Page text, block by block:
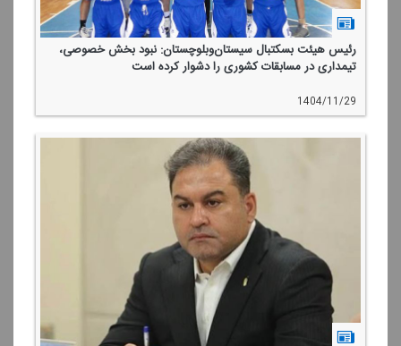
رئیس هیئت بسكتبال سیستان‌وبلوچستان: نبود بخش خصوصی،
تیمداری در مسابقات كشوری را دشوار كرده است
1404/11/29